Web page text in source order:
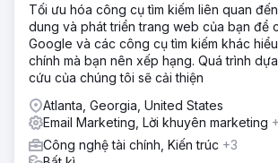
Tối ưu hóa công cụ tìm kiếm liên quan
dung và phát triển trang web của bạn để
Google và các công cụ tìm kiếm khác
chính mà bạn nên xếp hạng. Quá trình
cứu của chúng tôi sẽ cải thiện
Atlanta, Georgia, United States
Email Marketing, Lời khuyên marketing
Công nghệ tài chính, Kiến trúc +3